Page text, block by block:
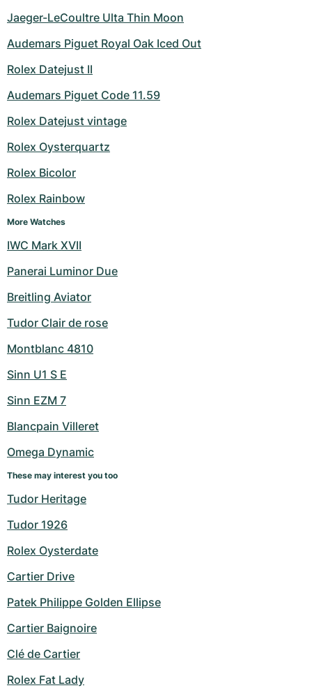
Jaeger-LeCoultre Ulta Thin Moon
Audemars Piguet Royal Oak Iced Out
Rolex Datejust II
Audemars Piguet Code 11.59
Rolex Datejust vintage
Rolex Oysterquartz
Rolex Bicolor
Rolex Rainbow
More Watches
IWC Mark XVII
Panerai Luminor Due
Breitling Aviator
Tudor Clair de rose
Montblanc 4810
Sinn U1 S E
Sinn EZM 7
Blancpain Villeret
Omega Dynamic
These may interest you too
Tudor Heritage
Tudor 1926
Rolex Oysterdate
Cartier Drive
Patek Philippe Golden Ellipse
Cartier Baignoire
Clé de Cartier
Rolex Fat Lady